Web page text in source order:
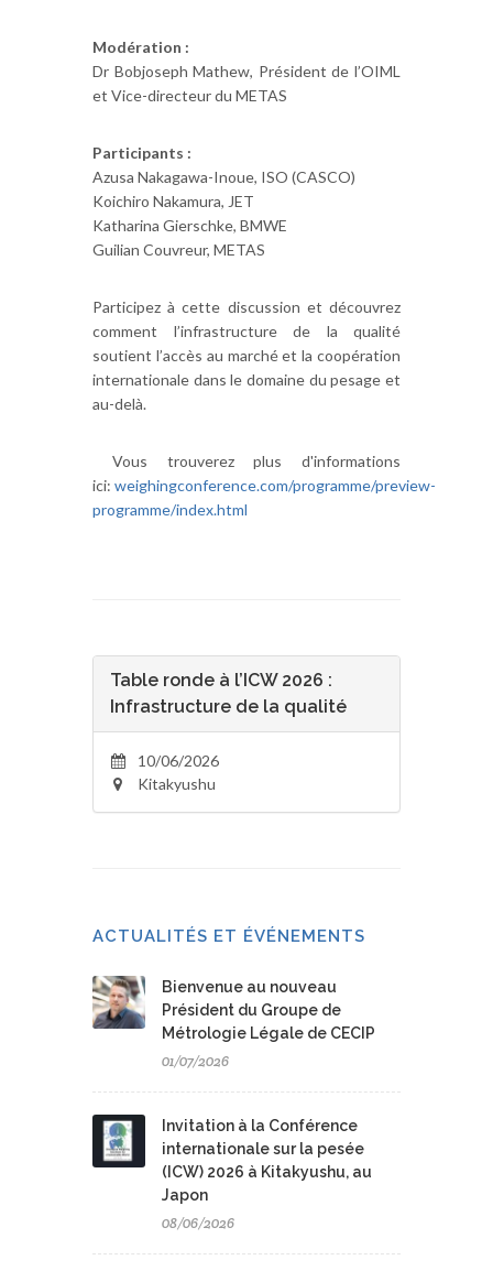
Modération :
Dr Bobjoseph Mathew, Président de l’OIML
et Vice-directeur du METAS
Participants :
Azusa Nakagawa-Inoue, ISO (CASCO)
Koichiro Nakamura, JET
Katharina Gierschke, BMWE
Guilian Couvreur, METAS
Participez à cette discussion et découvrez
comment l’infrastructure de la qualité
soutient l’accès au marché et la coopération
internationale dans le domaine du pesage et
au-delà.
Vous trouverez plus d'informations
ici: weighingconference.com/programme/preview-
programme/index.html
Table ronde à l’ICW 2026 :
Infrastructure de la qualité
10/06/2026
Kitakyushu
ACTUALITÉS ET ÉVÉNEMENTS
Bienvenue au nouveau
Président du Groupe de
Métrologie Légale de CECIP
01/07/2026
Invitation à la Conférence
internationale sur la pesée
(ICW) 2026 à Kitakyushu, au
Japon
08/06/2026